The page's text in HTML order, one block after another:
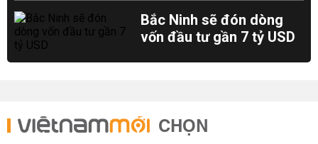
Bắc Ninh sẽ đón dòng
vốn đầu tư gần 7 tỷ USD
CHỌN